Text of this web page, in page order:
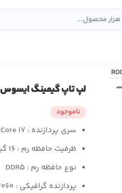
لپ تاپ گیمینگ ایسوس ROG Strix G۱۶ G۶۱۴JV-CA
ناموجود
سری پردازنده : Core i۷
ظرفیت حافظه رم : ۱۶ گیگابایت
نوع حافظه رم : DDR۵
پردازنده گرافیکی : GeForce RTX ۴۰۶۰